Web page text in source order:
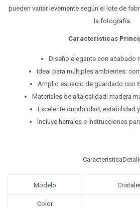
pueden variar levemente según el lote de
la fotografía.
Características
Diseño elegante con acabado
Ideal para múltiples ambientes:
Amplio espacio de guardado con
Materiales de alta calidad: madera
Excelente durabilidad, estabilidad
Incluye herrajes e instrucciones
Modelo
Color